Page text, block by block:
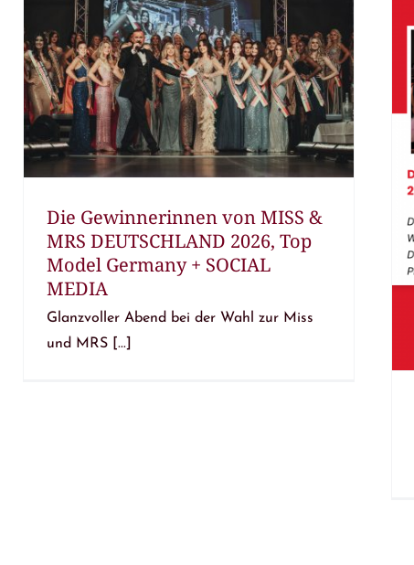
Die Gewinnerinnen von MISS &
MRS DEUTSCHLAND 2026, Top
Model Germany + SOCIAL
MEDIA
Glanzvoller Abend bei der Wahl zur Miss
und MRS [...]